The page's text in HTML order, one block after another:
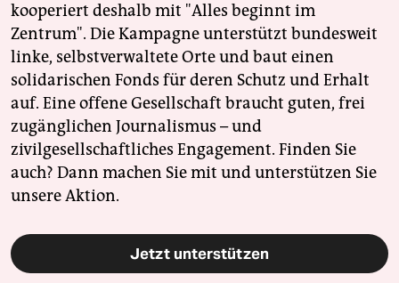
kooperiert deshalb mit "Alles beginnt im
Zentrum". Die Kampagne unterstützt bundesweit
linke, selbstverwaltete Orte und baut einen
solidarischen Fonds für deren Schutz und Erhalt
auf. Eine offene Gesellschaft braucht guten, frei
zugänglichen Journalismus – und
zivilgesellschaftliches Engagement. Finden Sie
auch? Dann machen Sie mit und unterstützen Sie
unsere Aktion.
Jetzt unterstützen